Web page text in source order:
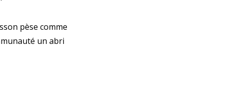
pèse comme
un abri